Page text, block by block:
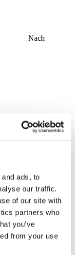
ads, to
our traffic.
of our site with
partners who
you’ve
from your use
Nach